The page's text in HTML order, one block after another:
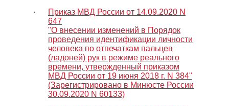
∙
Приказ МВД России от 14.09.2020 N
647
"О внесении изменений в Порядок
проведения идентификации личности
человека по отпечаткам пальцев
(ладоней) рук в режиме реального
времени, утвержденный приказом
МВД России от 19 июня 2018 г. N 384"
(Зарегистрировано в Минюсте России
30.09.2020 N 60133)